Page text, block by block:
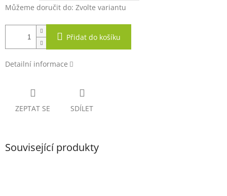
Můžeme doručit do: Zvolte variantu
Přidat do košíku
Detailní informace
ZEPTAT SE SDÍLET
Související produkty